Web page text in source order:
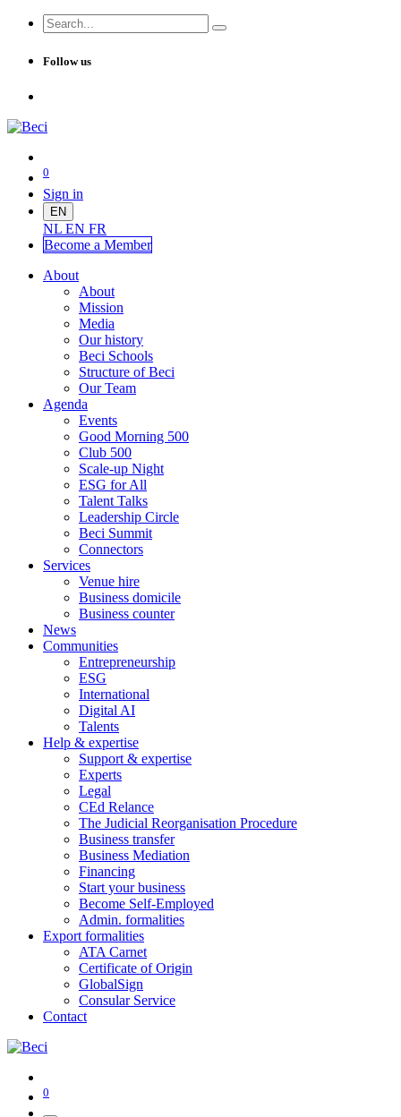
Follow us
0
Sign in
EN
NL EN FR
Become a Member
About
About
Mission
Media
Our history
Beci Schools
Structure of Beci
Our Team
Agenda
Events
Good Morning 500
Club 500
Scale-up Night
ESG for All
Talent Talks
Leadership Circle
Beci Summit
Connectors
Services
Venue hire
Business domicile
Business counter
News
Communities
Entrepreneurship
ESG
International
Digital AI
Talents
Help & expertise
Support & expertise
Experts
Legal
CEd Relance
The Judicial Reorganisation Procedure
Business transfer
Business Mediation
Financing
Start your business
Become Self-Employed
Admin. formalities
Export formalities
ATA Carnet
Certificate of Origin
GlobalSign
Consular Service
Contact
0